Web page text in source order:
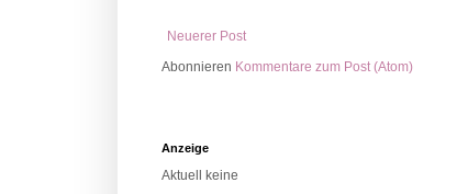
Neuerer Post
Abonnieren Kommentare zum Post (Atom)
Anzeige
Aktuell keine